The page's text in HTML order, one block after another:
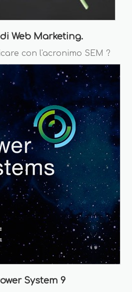
Web Marketing.
con l'acronimo SEM ?
System 9